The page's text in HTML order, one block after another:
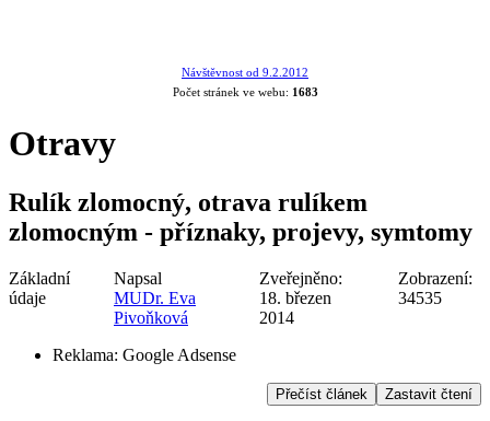
Návštěvnost od 9.2.2012
Počet stránek ve webu: 1683
Otravy
Rulík zlomocný, otrava rulíkem
zlomocným - příznaky, projevy, symtomy
Základní
údaje
Napsal
MUDr. Eva
Pivoňková
Zveřejněno:
18. březen
2014
Zobrazení:
34535
Reklama: Google Adsense
Přečíst článek Zastavit čtení